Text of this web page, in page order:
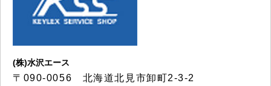
(株)水沢エース
〒090-0056 北海道北見市卸町2-3-2